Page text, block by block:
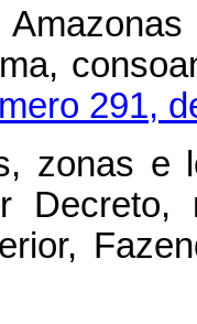
291,
zonas e
Decreto,